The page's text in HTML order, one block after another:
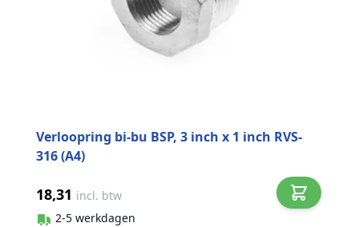
Verloopring bi-bu BSP, 3 inch x 1 inch RVS-
316 (A4)
18,31 incl. btw
2-5 werkdagen